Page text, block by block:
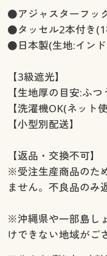
幅150×丈90(2枚組) ○ 在
幅150×丈100(2枚組) ○
幅150×丈110(2枚組) ◎
幅150×丈135(2枚組) ◎
幅150×丈150(2枚組) ○
幅150×丈170(2枚組) ◎
幅150×丈178(2枚組) ◎
幅150×丈190(2枚組) ○
幅150×丈195(2枚組) ◎
幅150×丈200(2枚組) ◎
幅150×丈210(2枚組) ○
幅150×丈215(2枚組) ○
●アジャスターフッ
●タッセル2本付き
●日本製(生地:イン
【3級遮光】
【生地厚の目安:ふつ
【洗濯機OK(ネット使
【小型別配送】
【返品・交換不可】
※受注生産商品のた
ません。不良品のみ
※沖縄県や一部島し
けできない地域がご